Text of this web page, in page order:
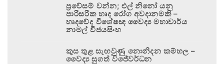
ප්‍රවේසම් වන්න; එල් නිනෝ යනු
පාරිසරික හෘද රෝග අවදානමකි –
හෘදවේද විශේෂඥ වෛද්‍ය මහාචාර්ය
නාමල් විජයසිංහ
කුස තුළ සැඟවුණු නොනිදන කම්හල –
වෛද්‍ය සුගත් විජේවර්ධන